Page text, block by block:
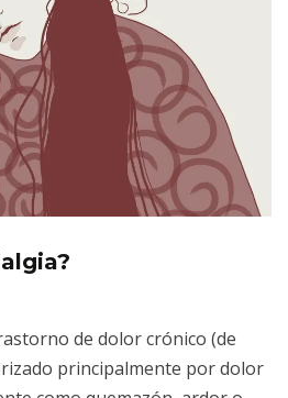
de dolor crónico (de
principalmente por dolor